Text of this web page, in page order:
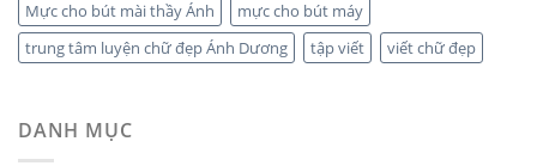
Mực cho bút mài thầy Ánh
mực cho bút máy
trung tâm luyện chữ đẹp Ánh Dương
tập viết viết chữ đẹp
DANH MỤC